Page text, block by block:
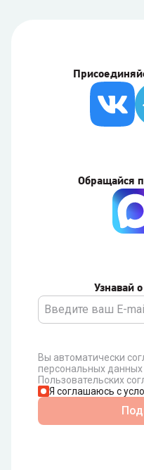
Узнавай
Вы автоматически
персональных
Пользовательских
Я соглашаюсь с
Обращайся